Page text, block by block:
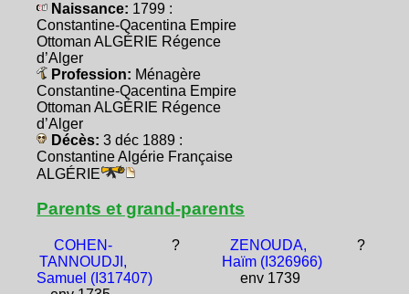
Naissance: 1799 :
Constantine-Qacentina Empire
Ottoman ALGÉRIE Régence
d’Alger
Profession: Ménagère
Constantine-Qacentina Empire
Ottoman ALGÉRIE Régence
d’Alger
Décès: 3 déc 1889 :
Constantine Algérie Française
ALGÉRIE
Parents et grand-parents
COHEN-
TANNOUDJI,
Samuel (I317407)
?
ZENOUDA,
Haïm (I326966)
env 1739
?